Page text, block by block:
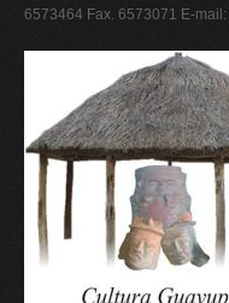
6573464 Fax. 6573071 E-mail: